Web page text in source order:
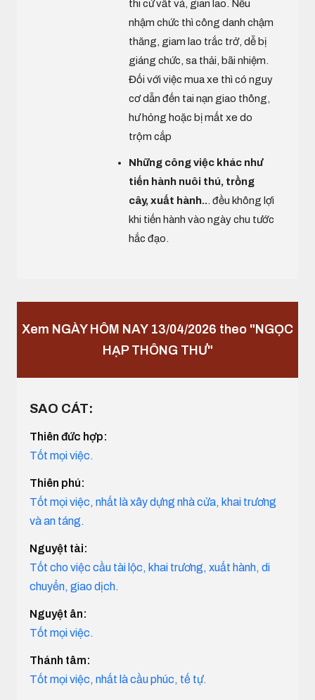
thi cử vất vả, gian lao. Nếu
nhậm chức thì công danh chậm
thăng, giam lao trắc trở, dễ bị
giáng chức, sa thải, bãi nhiệm.
Đối với việc mua xe thì có nguy
cơ dẫn đến tai nạn giao thông,
hư hỏng hoặc bị mất xe do
trộm cắp
Những công việc khác như
tiến hành nuôi thú, trồng
cây, xuất hành.. . đều không lợi
khi tiến hành vào ngày chu tước
hắc đạo.
Xem NGÀY HÔM NAY 13/04/2026 theo "NGỌC
HẠP THÔNG THƯ"
SAO CÁT:
Thiên đức hợp:
Tốt mọi việc.
Thiên phú:
Tốt mọi việc, nhất là xây dựng nhà cửa, khai trương
và an táng.
Nguyệt tài:
Tốt cho việc cầu tài lộc, khai trương, xuất hành, di
chuyển, giao dịch.
Nguyệt ân:
Tốt mọi việc.
Thánh tâm:
Tốt mọi việc, nhất là cầu phúc, tế tự.